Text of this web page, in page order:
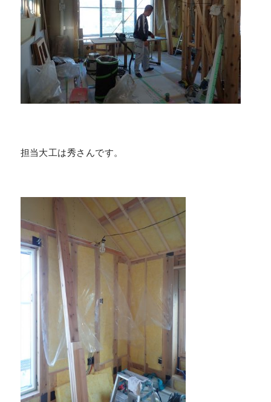
担当大工は秀さんです。